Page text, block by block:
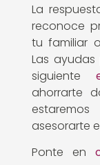
La
reconoce
tu familiar
Las
siguiente
ahorrarte
asesorarte
Ponte en